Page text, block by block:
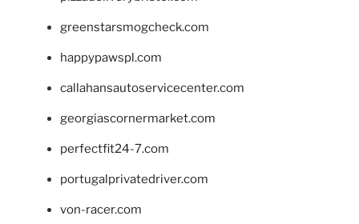
greenstarsmogcheck.com
happypawspl.com
callahansautoservicecenter.com
georgiascornermarket.com
perfectfit24-7.com
portugalprivatedriver.com
von-racer.com